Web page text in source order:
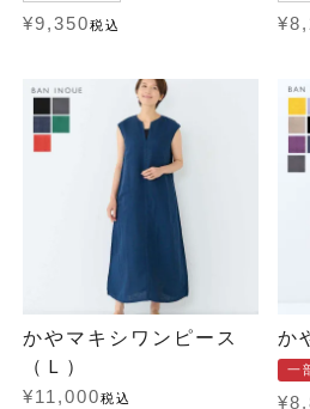
¥9,350税込 ¥
かやマキシワンピース
（Ｌ）
¥11,000税込
か
一
¥